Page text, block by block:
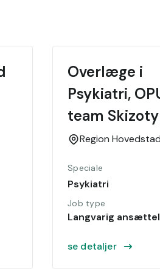
Overlæge i
Psykiatri,
team
sindslidelser
Region
Speciale
Psykiatri
Job type
Langvarig
se detaljer